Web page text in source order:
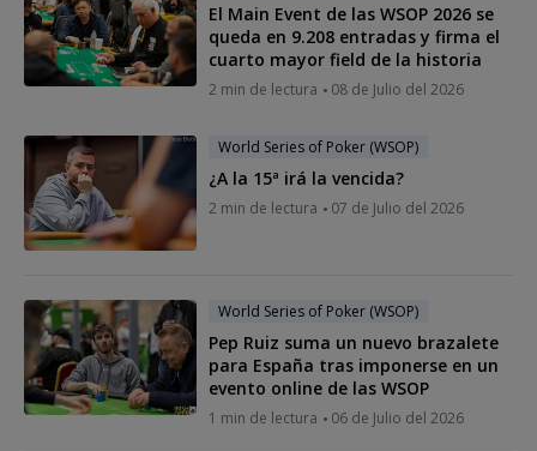
El Main Event de las WSOP 2026 se
queda en 9.208 entradas y firma el
cuarto mayor field de la historia
2 min de lectura 08 de Julio del 2026
World Series of Poker (WSOP)
¿A la 15ª irá la vencida?
2 min de lectura 07 de Julio del 2026
World Series of Poker (WSOP)
Pep Ruiz suma un nuevo brazalete
para España tras imponerse en un
evento online de las WSOP
1 min de lectura 06 de Julio del 2026